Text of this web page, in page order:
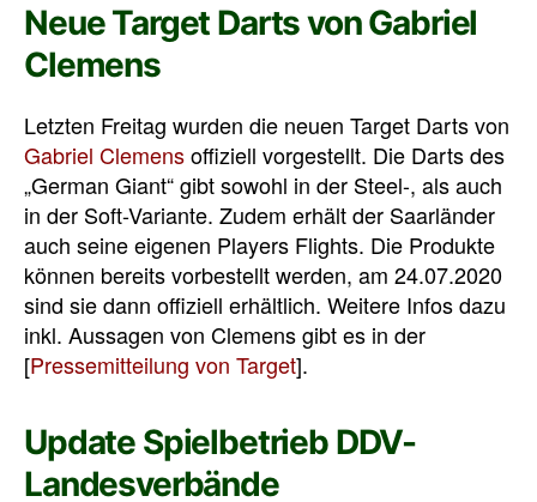
Neue Target Darts von Gabriel
Clemens
Letzten Freitag wurden die neuen Target Darts von
Gabriel Clemensoffiziell vorgestellt. Die Darts des
„German Giant“ gibt sowohl in der Steel-, als auch
in der Soft-Variante. Zudem erhält der Saarländer
auch seine eigenen Players Flights. Die Produkte
können bereits vorbestellt werden, am 24.07.2020
sind sie dann offiziell erhältlich. Weitere Infos dazu
inkl. Aussagen von Clemens gibt es in der
[Pressemitteilung von Target].
Update Spielbetrieb DDV-
Landesverbände